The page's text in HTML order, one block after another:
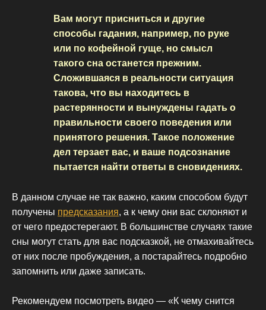
Вам могут присниться и другие
способы гадания, например, по руке
или по кофейной гуще, но смысл
такого сна останется прежним.
Сложившаяся в реальности ситуация
такова, что вы находитесь в
растерянности и вынуждены гадать о
правильности своего поведения или
принятого решения. Такое положение
дел терзает вас, и ваше подсознание
пытается найти ответы в сновидениях.
В данном случае не так важно, каким способом будут
получены предсказания, а к чему они вас склоняют и
от чего предостерегают. В большинстве случаях такие
сны могут стать для вас подсказкой, не отмахивайтесь
от них после пробуждения, а постарайтесь подробно
запомнить или даже записать.
Рекомендуем посмотреть видео — «К чему снится